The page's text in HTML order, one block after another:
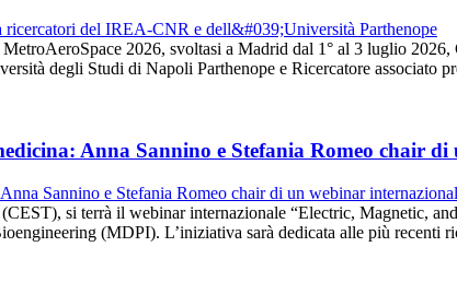
2026, svoltasi a Madrid dal 1° al 3 luglio
degli Studi di Napoli Parthenope e Ricercatore
Anna Sannino e Stefania Romeo chair
si terrà il webinar internazionale “Electric, Magnetic,
(MDPI). L’iniziativa sarà dedicata alle più